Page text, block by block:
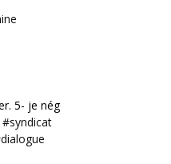
5- je négocie
#syndicat